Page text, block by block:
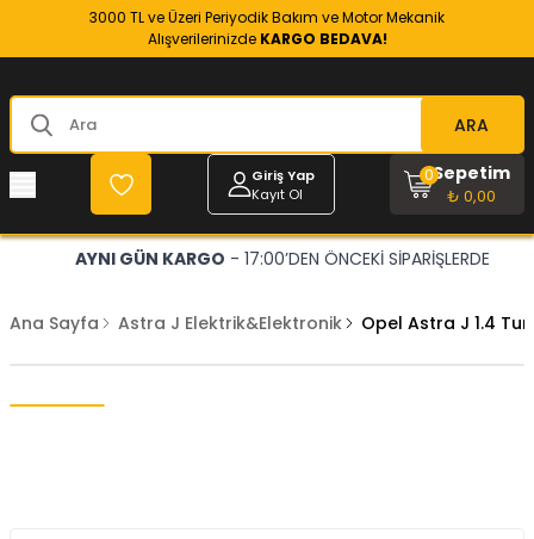
3000 TL ve Üzeri Periyodik Bakım ve Motor Mekanik
Alışverilerinizde KARGO BEDAVA!
ARA
Giriş Yap
Kayıt Ol
Sepetim
₺ 0,00
0
AYNI GÜN KARGO - 17:00’DEN ÖNCEKİ SİPARİŞLERDE
Ana Sayfa Astra J Elektrik&Elektronik Opel Astra J 1.4